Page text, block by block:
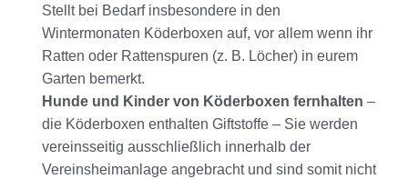
Stellt bei Bedarf insbesondere in den
Wintermonaten Köderboxen auf, vor allem wenn ihr
Ratten oder Rattenspuren (z. B. Löcher) in eurem
Garten bemerkt.
Hunde und Kinder von Köderboxen fernhalten –
die Köderboxen enthalten Giftstoffe – Sie werden
vereinsseitig ausschließlich innerhalb der
Vereinsheimanlage angebracht und sind somit nicht